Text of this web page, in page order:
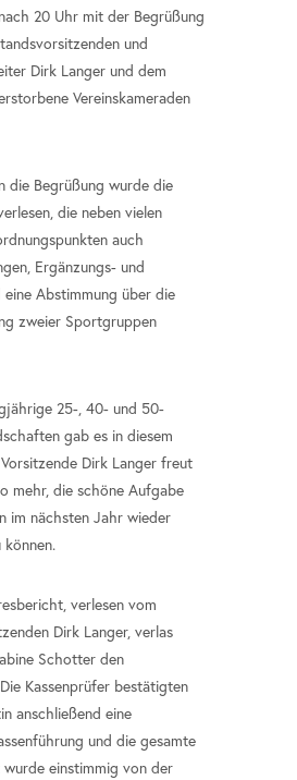
20 Uhr mit der Begrüßung
und
Dirk Langer und dem
Vereinskameraden
die Begrüßung wurde die
die neben vielen
auch
Ergänzungs- und
eine Abstimmung über die
zweier Sportgruppen
25-, 40- und 50-
gab es in diesem
Dirk Langer freut
mehr, die schöne Aufgabe
im nächsten Jahr wieder
verlesen vom
Dirk Langer, verlas
Schotter den
Kassenprüfer bestätigten
anschließend eine
und die gesamte
einstimmig von der